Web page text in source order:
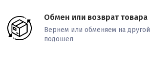
Обмен или возврат товара
Вернем или обменяем на
подошел